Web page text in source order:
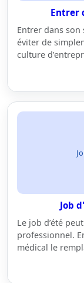
Entrer
Entrer dans son
éviter de
culture
Job
Le job d’été
professionnel.
médical le